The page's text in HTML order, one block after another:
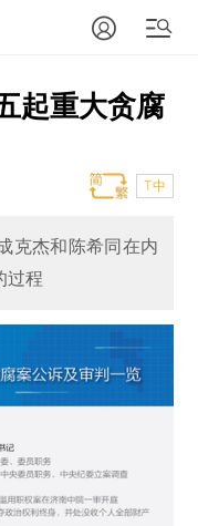
起重大贪腐
T中
克杰和陈希同在内
过程